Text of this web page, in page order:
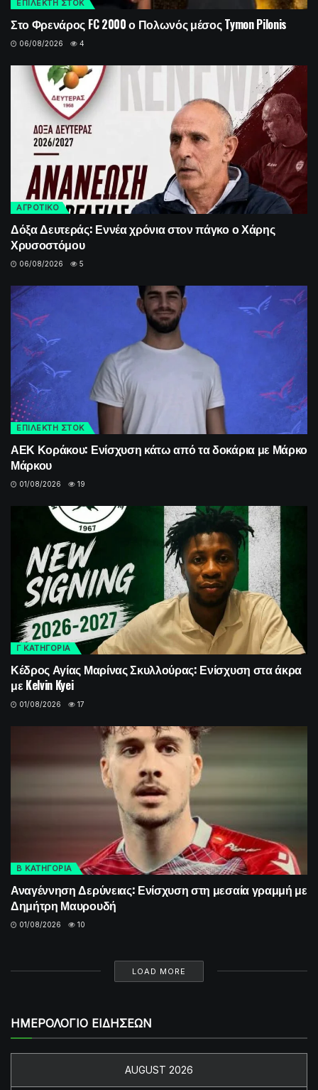
ΕΠΙΛΕΚΤΗ ΣΤΟΚ
Στο Φρενάρος FC 2000 ο Πολωνός μέσος Tymon Pilonis
06/08/2026 4
ΑΓΡΟΤΙΚΟ
Δόξα Δευτεράς: Εννέα χρόνια στον πάγκο ο Χάρης
Χρυσοστόμου
06/08/2026 5
ΕΠΙΛΕΚΤΗ ΣΤΟΚ
ΑΕΚ Κοράκου: Ενίσχυση κάτω από τα δοκάρια με Μάρκο
Μάρκου
01/08/2026 19
Γ ΚΑΤΗΓΟΡΙΑ
Κέδρος Αγίας Μαρίνας Σκυλλούρας: Ενίσχυση στα άκρα
με Kelvin Kyei
01/08/2026 17
Β ΚΑΤΗΓΟΡΙΑ
Αναγέννηση Δερύνειας: Ενίσχυση στη μεσαία γραμμή με
Δημήτρη Μαυρουδή
01/08/2026 10
LOAD MORE
ΗΜΕΡΟΛΟΓΙΟ ΕΙΔΗΣΕΩΝ
AUGUST 2026